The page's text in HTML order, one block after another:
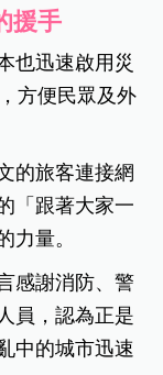
援手
也迅速啟用災
方便民眾及外
的旅客連接網
「跟著大家一
力量。
感謝消防、警
員，認為正是
中的城市迅速